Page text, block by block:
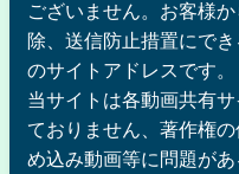
ございません。お客様
除、送信防止措置にで
のサイトアドレスです
当サイトは各動画共有
ておりません、著作権
め込み動画等に問題が